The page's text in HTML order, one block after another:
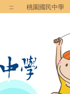
::: 桃園國民中學